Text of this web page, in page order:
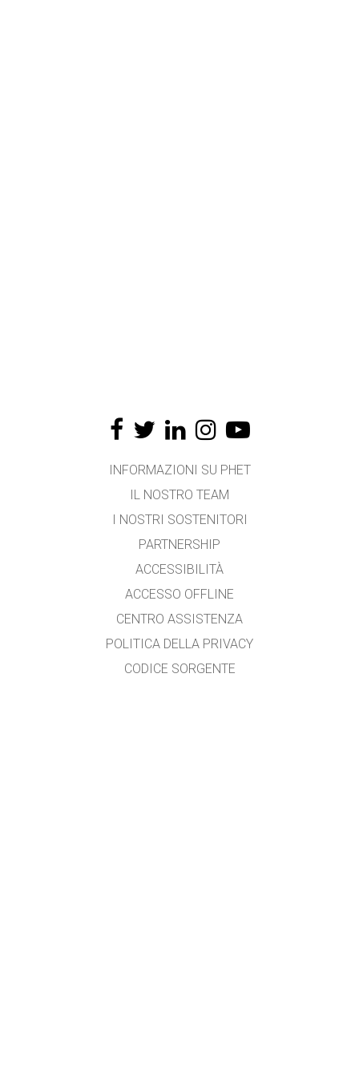
INFORMAZIONI SU PHET
IL NOSTRO TEAM
I NOSTRI SOSTENITORI
PARTNERSHIP
ACCESSIBILITÀ
ACCESSO OFFLINE
CENTRO ASSISTENZA
POLITICA DELLA PRIVACY
CODICE SORGENTE